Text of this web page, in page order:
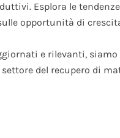
Esplora le
opportunità di
e rilevanti, siamo
del recupero di